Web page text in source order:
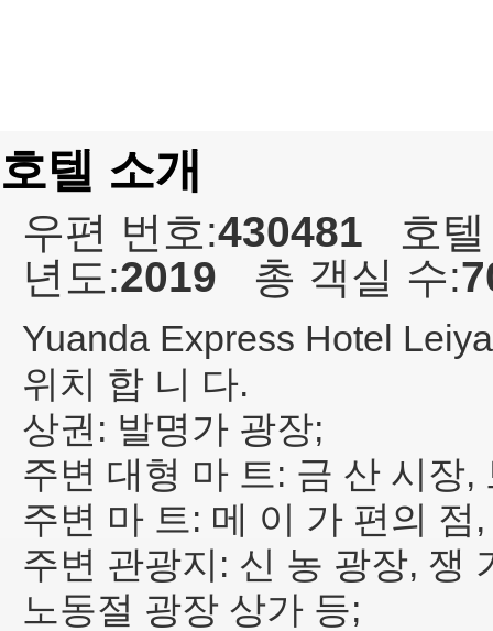
호텔 소개
우편 번호:430481
호
년도:2019 총 객실 수:
Yuanda Express Hotel
위치 합 니 다.
상권: 발명가 광장;
주변 대형 마 트: 금 산 시장
주변 마 트: 메 이 가 편의
주변 관광지: 신 농 광장, 쟁
노동절 광장 상가 등;